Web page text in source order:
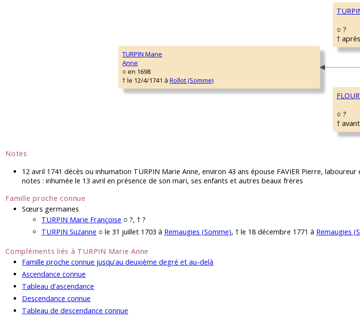
TURPIN Marie
Anne
○ en 1698
† le 12/4/1741 à Rollot (Somme)
○ ?
†
○ ?
†
Notes
12 avril 1741 décès ou inhumation TURPIN Marie Anne, environ 43 ans épouse FAVIER Pierre,
notes : inhumée le 13 avril en présence de son mari, ses enfants et autres beaux frères
Famille proche connue
Sœurs germaines
TURPIN Marie Françoise ○ ?, † ?
TURPIN Suzanne ○ le 31 juillet 1703 à Remaugies (Somme), † le 18 décembre 1771 à Remaugies
Compléments liés à TURPIN Marie Anne
Famille proche connue jusqu'au deuxième degré et au-delà
Ascendance connue
Tableau d'ascendance
Descendance connue
Tableau de descendance connue